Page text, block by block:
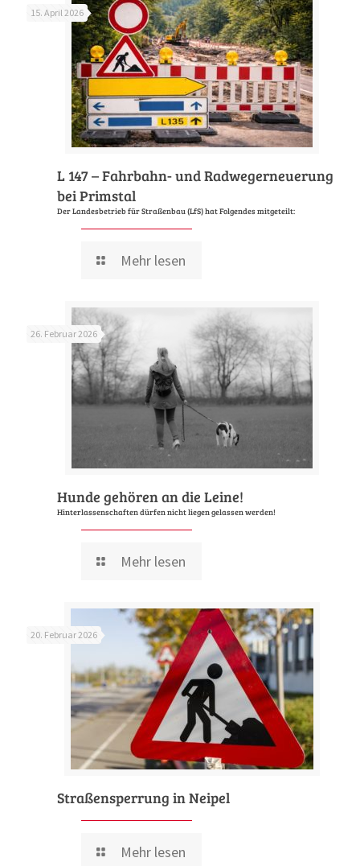
15. April 2026
L 147 – Fahrbahn- und Radwegerneuerung
bei Primstal
Der Landesbetrieb für Straßenbau (LfS) hat Folgendes mitgeteilt:
Mehr lesen
26. Februar 2026
Hunde gehören an die Leine!
Hinterlassenschaften dürfen nicht liegen gelassen werden!
Mehr lesen
20. Februar 2026
Straßensperrung in Neipel
Mehr lesen